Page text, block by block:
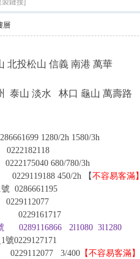
製鏈接]
層
北投松山 信義 南港 萬華
泰山 淡水 林口 龜山 萬壽路
1280/2h 1580/3h
680/780/3h
450/2h 【不容易客滿】
0289116866 2l1080 3l1280
號0229127171
0229112077 3/400 【不容易客滿】